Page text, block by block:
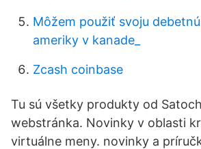
Môžem použiť svoju
ameriky v kanade_
Zcash coinbase
Tu sú všetky produkty od
webstránka. Novinky v oblasti
virtuálne meny. novinky a